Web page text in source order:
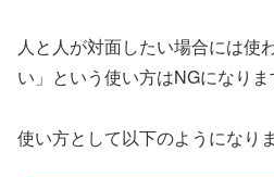
人と人が対面したい場合には使
い」という使い方はNGになりま
使い方として以下のようになりま